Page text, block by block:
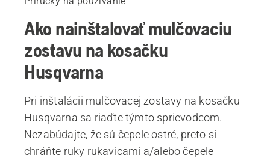
Ako nainštalovať mulčovaciu
zostavu na kosačku
Husqvarna
Pri inštalácii mulčovacej zostavy na kosačku
Husqvarna sa riaďte týmto sprievodcom.
Nezabúdajte, že sú čepele ostré, preto si
chráňte ruky rukavicami a/alebo čepele